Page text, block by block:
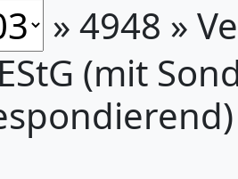
» 4948 »
(mit